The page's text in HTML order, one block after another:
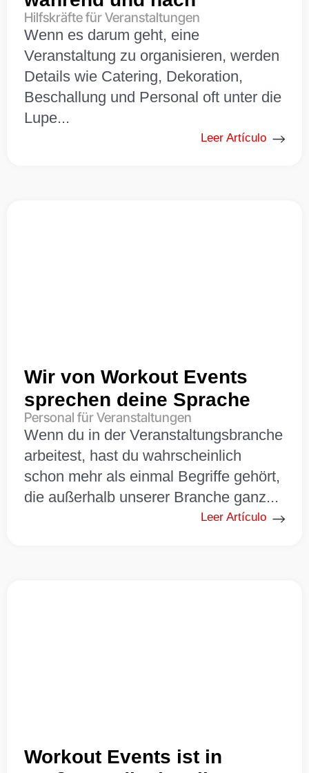
Hilfskräfte für Veranstaltungen
Wenn es darum geht, eine
Veranstaltung zu organisieren, werden
Details wie Catering, Dekoration,
Beschallung und Personal oft unter die
Lupe...
Leer Artículo
Wir von Workout Events
sprechen deine Sprache
Personal für Veranstaltungen
Wenn du in der Veranstaltungsbranche
arbeitest, hast du wahrscheinlich
schon mehr als einmal Begriffe gehört,
die außerhalb unserer Branche ganz...
Leer Artículo
Workout Events ist in